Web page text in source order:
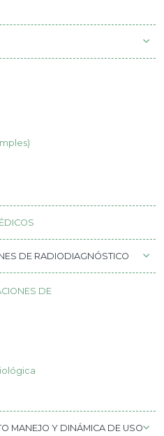
DE RADIODIAGNÓSTICO
DE
DOSÍMETROS: FUNCIONAMIENTO MANEJO Y DINÁMICA DE USO